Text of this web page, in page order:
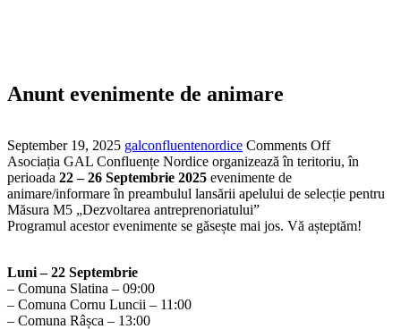
Anunt evenimente de animare
September 19, 2025 galconfluentenordice Comments Off
Asociația GAL Confluențe Nordice organizează în teritoriu, în
perioada 22 – 26 Septembrie 2025 evenimente de
animare/informare în preambulul lansării apelului de selecție pentru
Măsura M5 „Dezvoltarea antreprenoriatului”
Programul acestor evenimente se găsește mai jos. Vă așteptăm!
Luni – 22 Septembrie
– Comuna Slatina – 09:00
– Comuna Cornu Luncii – 11:00
– Comuna Râșca – 13:00